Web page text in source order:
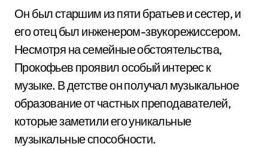
Он был старшим из пяти братьев и сестер, и
его отец был инженером-звукорежиссером.
Несмотря на семейные обстоятельства,
Прокофьев проявил особый интерес к
музыке. В детстве он получал музыкальное
образование от частных преподавателей,
которые заметили его уникальные
музыкальные способности.